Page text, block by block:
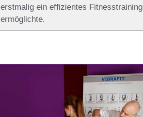
erstmalig ein effizientes Fitnesstraining
ermöglichte.